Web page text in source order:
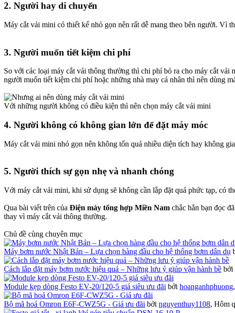
2. Người hay di chuyển​
Máy cắt vải mini có thiết kế nhỏ gọn nên rất dễ mang theo bên người.
3. Người muốn tiết kiệm chi phí​
So với các loại máy cắt vải thông thường thì chi phí bỏ ra cho máy cắt
người muốn tiết kiệm chi phí hoặc những nhà may cá nhân thì nên dùng
Với những người không có điều kiện thì nên chọn máy cắt vải mini
4. Người không có không gian lớn để đặt máy móc​
Máy cắt vải mini nhỏ gọn nên không tốn quá nhiều diện tích hay không
5. Người thích sự gọn nhẹ và nhanh chóng​
Với máy cắt vải mini, khi sử dụng sẽ không cần lắp đặt quá phức tạp, có
Qua bài viết trên của Điện máy tổng hợp Miền Nam chắc hẳn bạn đọc
thay vì máy cắt vải thông thường.
Chủ đề cùng chuyên mục
Máy bơm nước Nhật Bản – Lựa chọn hàng đầu cho hệ thống bơm dân dụ
Cách lắp đặt máy bơm nước hiệu quả – Những lưu ý giúp vận hành bề bởi
Module kẹp dòng Festo EV-20/120-5 giá siêu ưu đãi bởi hoanganhphuong,
Bộ mã hoá Omron E6F-CWZ5G - Giá ưu đãi bởi nguyenthuy1108, Hôm